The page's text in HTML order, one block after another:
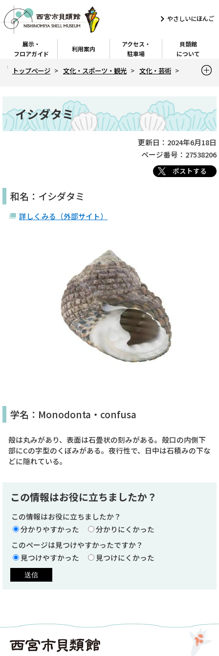
の
で
す
やさしいにほんご
展示・
フロアガイド
利用案内
アクセス・
駐車場
貝類館
について
現
ー
ジ
トップページ 文化・スポーツ・観光
文化・芸術
イシダタミ
文
こ
イシダタミ
更新日：2024年6月18日
ページ番号：27538206
ポストする
和名：イシダタミ
詳しくみる（外部サイト）
学名：Monodonta・confusa
殻は丸みがあり、表面は石畳状の刻みがある。殻口の内側下
部にCの字型のくぼみがある。夜行性で、日中は石積みの下な
どに隠れている。
この情報はお役に立ちましたか？
この情報はお役に立ちましたか？
分かりやすかった
分かりにくかった
このページは見つけやすかったですか？
見つけやすかった
見つけにくかった